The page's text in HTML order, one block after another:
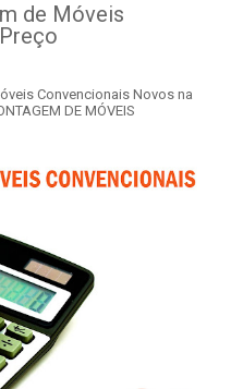
de Móveis
Convencionais Novos na
DE MÓVEIS